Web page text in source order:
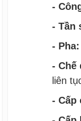
-
- Tần
- Pha:
- Chế
liên
- Cấp